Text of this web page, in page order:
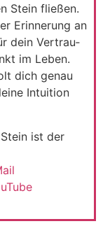
Stein flie­ßen.
Erin­ne­rung an
dein Ver­trau­
im Leben.
dich genau
Intui­ti­on
ist der